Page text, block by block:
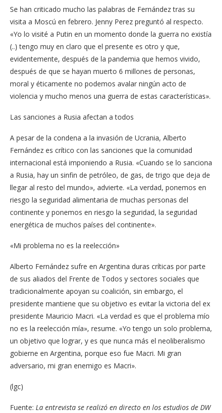
Se han criticado mucho las palabras de Fernández tras su
visita a Moscú en febrero. Jenny Perez preguntó al respecto.
«Yo lo visité a Putin en un momento donde la guerra no existía
(..) tengo muy en claro que el presente es otro y que,
evidentemente, después de la pandemia que hemos vivido,
después de que se hayan muerto 6 millones de personas,
moral y éticamente no podemos avalar ningún acto de
violencia y mucho menos una guerra de estas características».
Las sanciones a Rusia afectan a todos
A pesar de la condena a la invasión de Ucrania, Alberto
Fernández es crítico con las sanciones que la comunidad
internacional está imponiendo a Rusia. «Cuando se lo sanciona
a Rusia, hay un sinfin de petróleo, de gas, de trigo que deja de
llegar al resto del mundo», advierte. «La verdad, ponemos en
riesgo la seguridad alimentaria de muchas personas del
continente y ponemos en riesgo la seguridad, la seguridad
energética de muchos países del continente».
«Mi problema no es la reelección»
Alberto Fernández sufre en Argentina duras críticas por parte
de sus aliados del Frente de Todos y sectores sociales que
tradicionalmente apoyan su coalición, sin embargo, el
presidente mantiene que su objetivo es evitar la victoria del ex
presidente Mauricio Macri. «La verdad es que el problema mío
no es la reelección mía», resume. «Yo tengo un solo problema,
un objetivo que lograr, y es que nunca más el neoliberalismo
gobierne en Argentina, porque eso fue Macri. Mi gran
adversario, mi gran enemigo es Macri».
(lgc)
Fuente: La entrevista se realizó en directo en los estudios de DW